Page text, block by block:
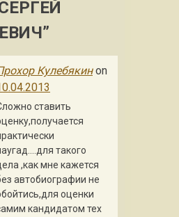
”
Кулебякинon
ставить
такого
,как мне кажется
автобиографии не
оценки
кандидатом тех